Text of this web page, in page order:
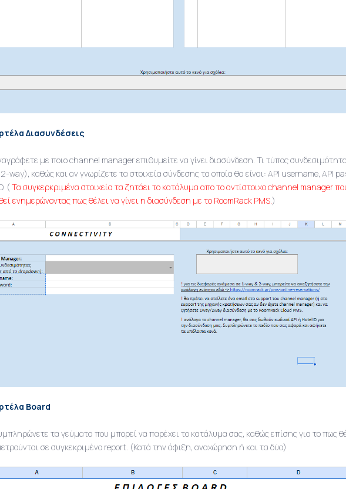
Διασυνδέσεις
με ποιο channel manager επιθυμείτε να γίνει διασύνδεση. Τι τύπος
way), καθώς και αν γνωρίζετε τα στοιχεία σύνδεσης τα οποία θα είναι: API username, API
(Τα συγκερκριμένα στοιχεία τα ζητάει το κατάλυμα απο το αντίστοιχο channel manager
ενημερώνοντας πως θέλει να γίνει η διασύνδεση με το RoomRack PMS.)
Board
τα γεύματα που μπορεί να παρέχει το κατάλυμα σας, καθώς επίσης για το πως
σε συγκεκριμένο report. (Κατά την άφιξη, αναχώρηση ή και τα δύο)